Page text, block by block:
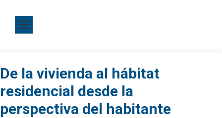
De la vivienda al hábitat
residencial desde la
perspectiva del habitante